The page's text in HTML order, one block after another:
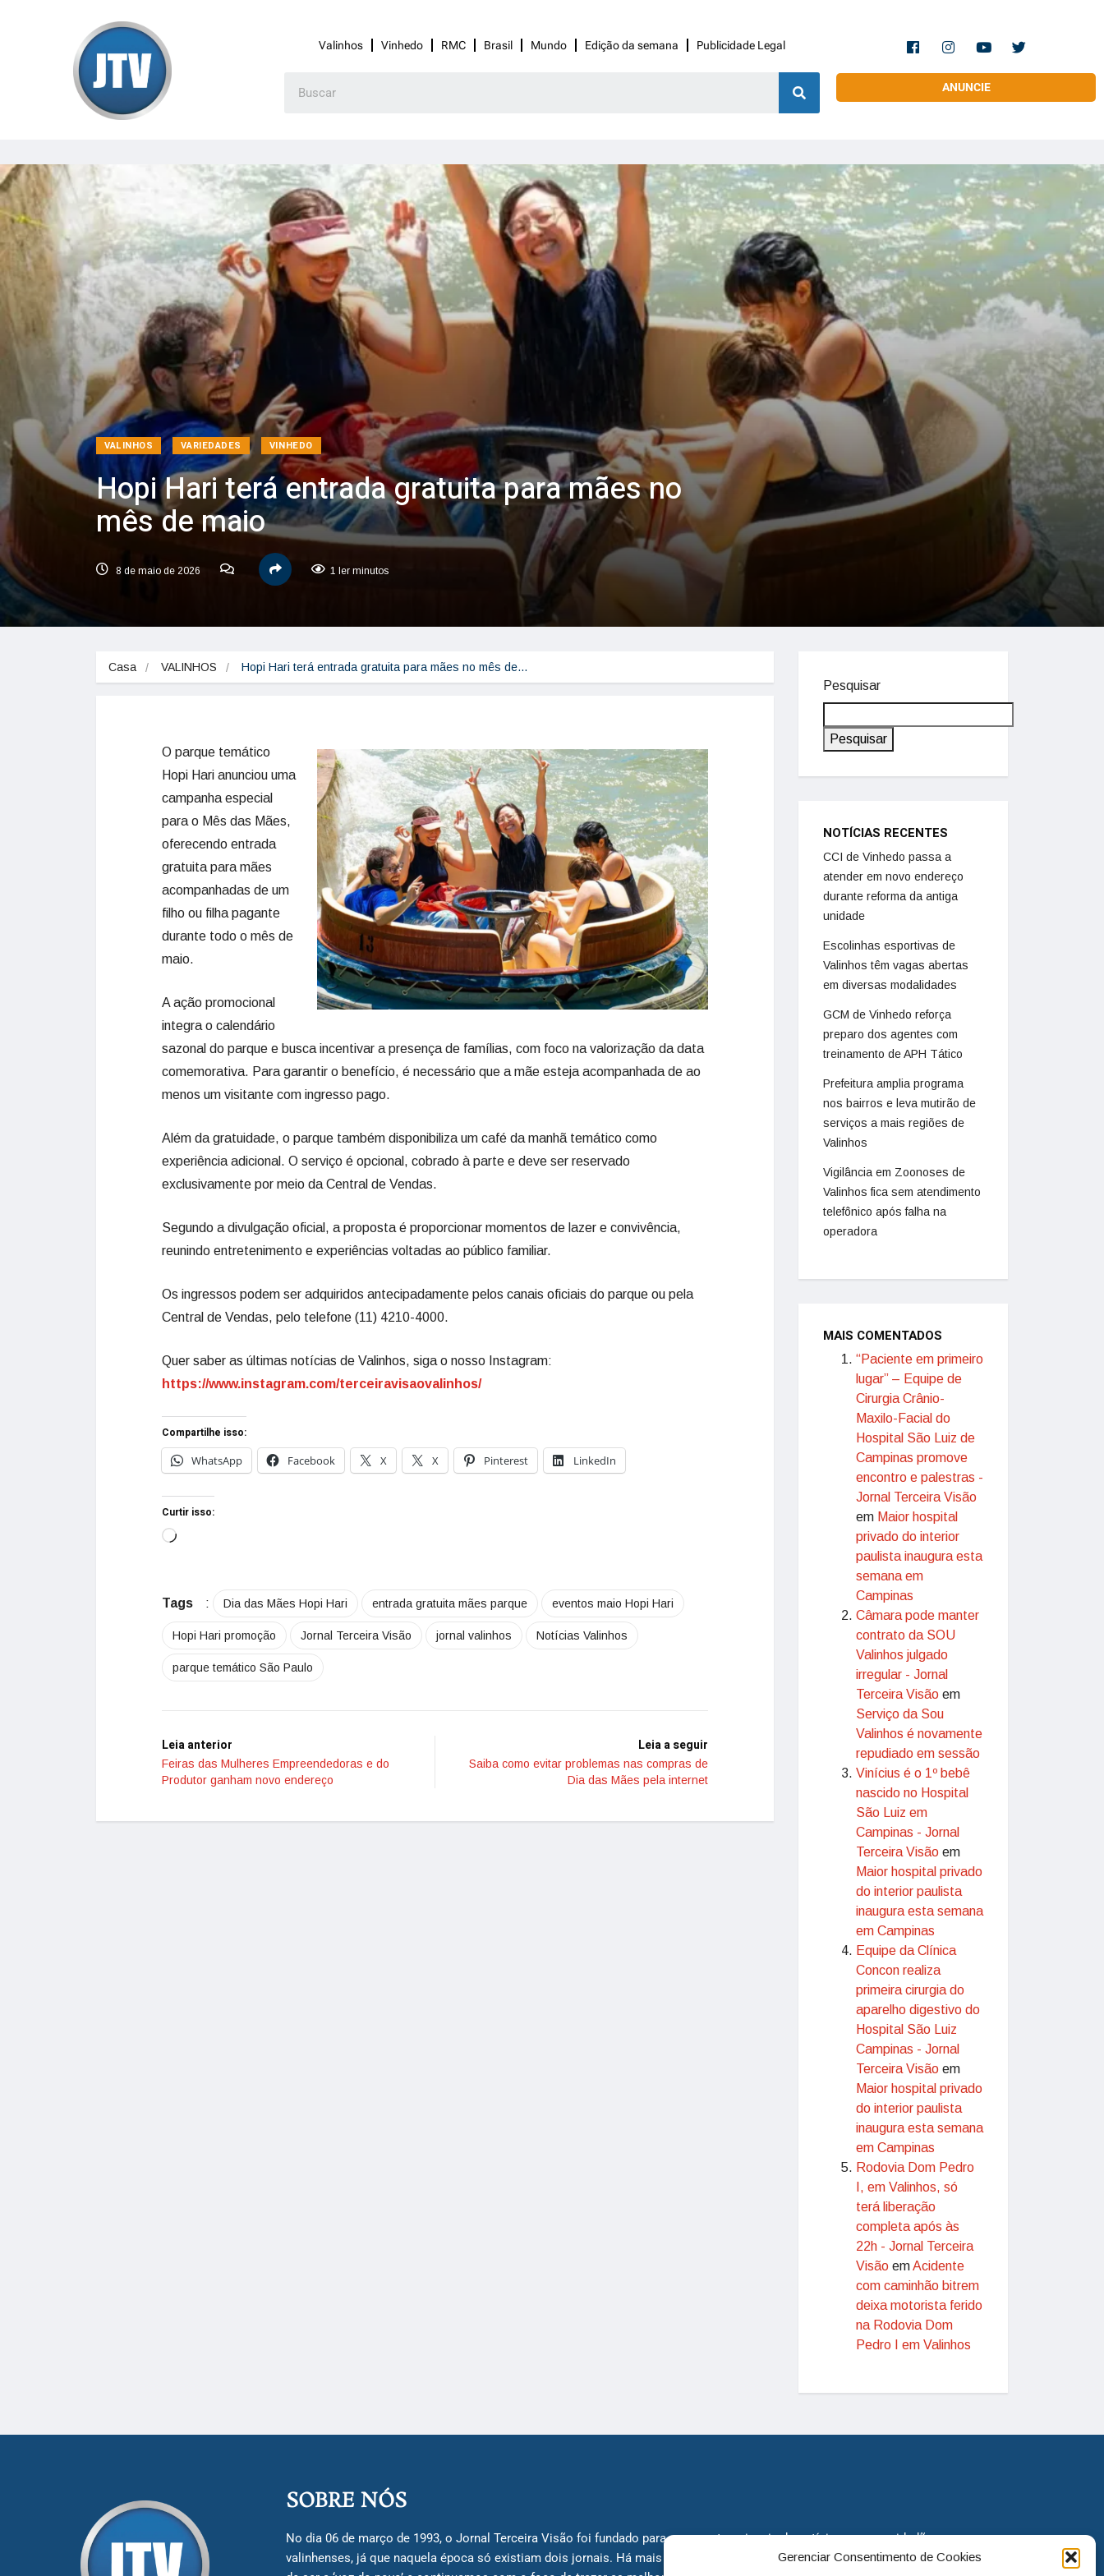
Gerenciar Consentimento de Cookies
Valinhos Vinhedo RMC Brasil Mundo Edição da semana Publicidade Legal
ANUNCIE
VALINHOS VARIEDADES VINHEDO
Hopi Hari terá entrada gratuita para mães no
mês de maio
8 de maio de 2026 1 ler minutos
Casa VALINHOS Hopi Hari terá entrada gratuita para mães no mês de…
O parque temático
Hopi Hari anunciou uma
campanha especial
para o Mês das Mães,
oferecendo entrada
gratuita para mães
acompanhadas de um
filho ou filha pagante
durante todo o mês de
maio.
A ação promocional
integra o calendário
sazonal do parque e busca incentivar a presença de famílias, com foco na valorização da data
comemorativa. Para garantir o benefício, é necessário que a mãe esteja acompanhada de ao
menos um visitante com ingresso pago.
Além da gratuidade, o parque também disponibiliza um café da manhã temático como
experiência adicional. O serviço é opcional, cobrado à parte e deve ser reservado
exclusivamente por meio da Central de Vendas.
Segundo a divulgação oficial, a proposta é proporcionar momentos de lazer e convivência,
reunindo entretenimento e experiências voltadas ao público familiar.
Os ingressos podem ser adquiridos antecipadamente pelos canais oficiais do parque ou pela
Central de Vendas, pelo telefone (11) 4210-4000.
Quer saber as últimas notícias de Valinhos, siga o nosso Instagram:
https://www.instagram.com/terceiravisaovalinhos/
Compartilhe isso:
WhatsApp
Facebook X X Pinterest LinkedIn
Curtir isso:
Tags : Dia das Mães Hopi Hari entrada gratuita mães parque eventos maio Hopi Hari
Hopi Hari promoção Jornal Terceira Visão jornal valinhos Notícias Valinhos
parque temático São Paulo
Leia anterior
Feiras das Mulheres Empreendedoras e do
Produtor ganham novo endereço
Leia a seguir
Saiba como evitar problemas nas compras de
Dia das Mães pela internet
Pesquisar
Pesquisar
NOTÍCIAS RECENTES
CCI de Vinhedo passa a
atender em novo endereço
durante reforma da antiga
unidade
Escolinhas esportivas de
Valinhos têm vagas abertas
em diversas modalidades
GCM de Vinhedo reforça
preparo dos agentes com
treinamento de APH Tático
Prefeitura amplia programa
nos bairros e leva mutirão de
serviços a mais regiões de
Valinhos
Vigilância em Zoonoses de
Valinhos fica sem atendimento
telefônico após falha na
operadora
MAIS COMENTADOS
“Paciente em primeiro
lugar” – Equipe de
Cirurgia Crânio-
Maxilo-Facial do
Hospital São Luiz de
Campinas promove
encontro e palestras -
Jornal Terceira Visão
em Maior hospital
privado do interior
paulista inaugura esta
semana em
Campinas
Câmara pode manter
contrato da SOU
Valinhos julgado
irregular - Jornal
Terceira Visão em
Serviço da Sou
Valinhos é novamente
repudiado em sessão
Vinícius é o 1º bebê
nascido no Hospital
São Luiz em
Campinas - Jornal
Terceira Visão em
Maior hospital privado
do interior paulista
inaugura esta semana
em Campinas
Equipe da Clínica
Concon realiza
primeira cirurgia do
aparelho digestivo do
Hospital São Luiz
Campinas - Jornal
Terceira Visão em
Maior hospital privado
do interior paulista
inaugura esta semana
em Campinas
Rodovia Dom Pedro
I, em Valinhos, só
terá liberação
completa após às
22h - Jornal Terceira
Visão emAcidente
com caminhão bitrem
deixa motorista ferido
na Rodovia Dom
Pedro I em Valinhos
SOBRE NÓS
No dia 06 de março de 1993, o Jornal Terceira Visão foi fundado para ser uma terceira via de notícias para os cidadãos
valinhenses, já que naquela época só existiam dois jornais. Há mais de 30 anos, o jornal continua assumindo o papel